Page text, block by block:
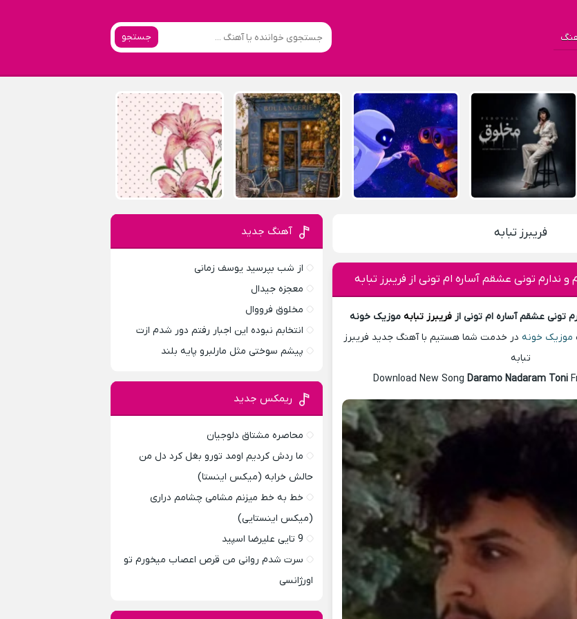
جستجو
فریبرز تبابه
و ندارم تونی عشقم آساره ام تونی از فریبرز تبابه
تونی عشقم آساره ام تونی ازفریبرز تبابه موزیک خونه
موزیک خونهدر خدمت شما هستیم با آهنگ جدید فریبرز
تبابه
Download New Song Daramo Nadaram Toni
آهنگ جدید
از شب بپرسید یوسف زمانی
معجزه جیدال
مخلوق فرووال
انتخابم نبوده این اجبار رفتم دور شدم ازت
پیشم سوختی مثل مارلبرو پایه بلند
ریمکس جدید
محاصره مشتاق دلوجیان
ما ردش کردیم اومد تورو بغل کرد دل من
حالش خرابه (میکس اینستا)
خط به خط میزنم مشامی چشامم دراری
(میکس اینستایی)
9 تایی علیرضا اسپید
سرت شدم روانی من قرص اعصاب میخورم تو
اورژانسی